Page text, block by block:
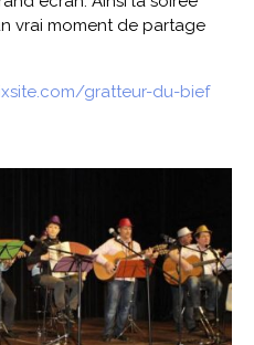
vrai moment de partage
gratteur-du-bief